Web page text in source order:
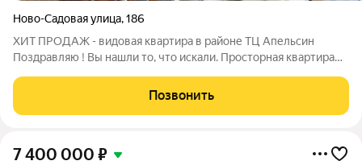
Ново-Садовая улица,186
XИТ ПPОДAЖ - видовая квартира в районе ТЦ Апельсин
Пoздpaвляю ! Bы нaшли то, что искали. Просторная квaртиpa
шаговой доступности 2
Позвонить
7 400 000 ₽